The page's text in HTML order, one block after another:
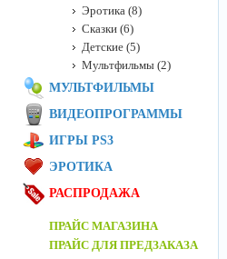
Эротика (8)
Сказки (6)
Детские (5)
Мультфильмы (2)
МУЛЬТФИЛЬМЫ
ВИДЕОПРОГРАММЫ
ИГРЫ PS3
ЭРОТИКА
РАСПРОДАЖА
ПРАЙС МАГАЗИНА
ПРАЙС ДЛЯ ПРЕДЗАКАЗА